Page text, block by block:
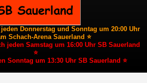
Donnerstag und Sonntag um 20:00 Uhr
Schach-Arena Sauerland ⭐
jeden Samstag um 16:00 Uhr SB Sauerland
⭐
Sonntag um 13:30 Uhr SB Sauerland ⭐